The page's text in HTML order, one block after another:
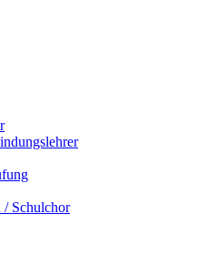
/ Schulchor